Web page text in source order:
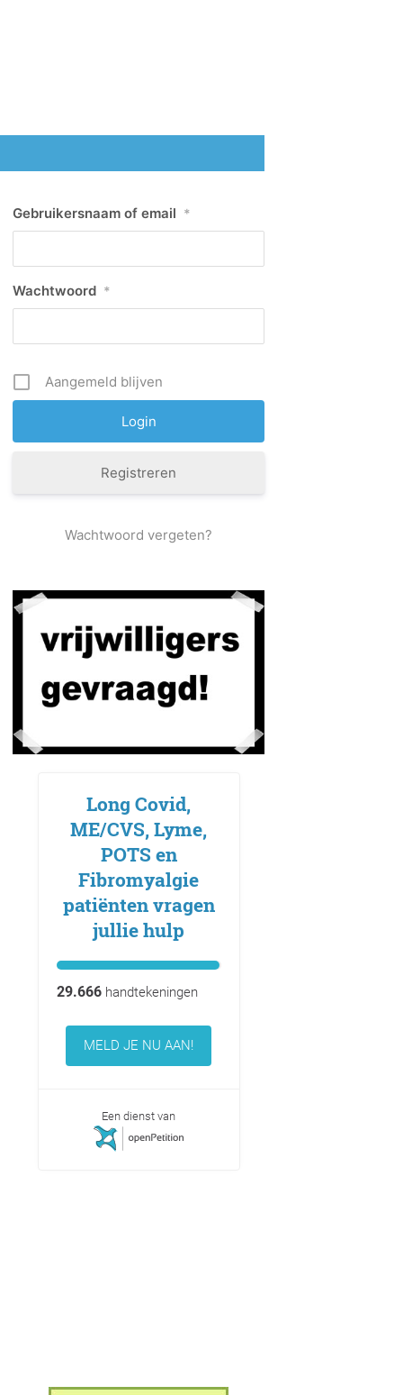
Gebruikersnaam of email *
Wachtwoord *
Aangemeld blijven
Registreren
Wachtwoord vergeten?
Long Covid,
ME/CVS, Lyme,
POTS en
Fibromyalgie
patiënten vragen
jullie hulp
29.666handtekeningen
MELD JE NU AAN!
Een dienst van